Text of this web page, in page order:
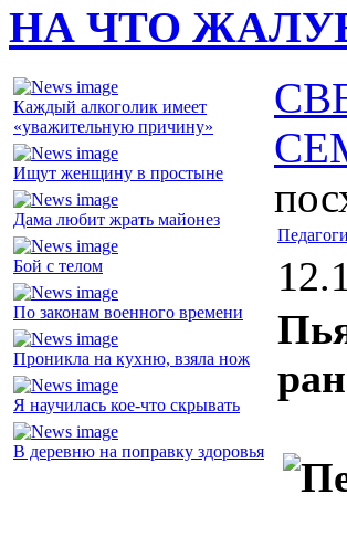
НА ЧТО
Каждый алкоголик имеет
«уважительную причину»
Ищут женщину в простыне
Дама любит жрать майонез
Бой с телом
По законам военного времени
Проникла на кухню, взяла нож
Я научилась кое-что скрывать
В деревню на поправку здоровья